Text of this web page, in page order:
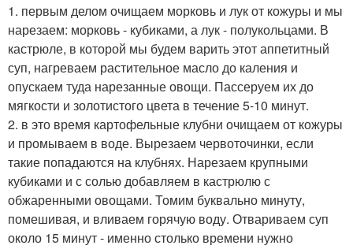
1. первым делом очищаем морковь и лук от кожуры и мы
нарезаем: морковь - кубиками, а лук - полукольцами. В
кастрюле, в которой мы будем варить этот аппетитный
суп, нагреваем растительное масло до каления и
опускаем туда нарезанные овощи. Пассеруем их до
мягкости и золотистого цвета в течение 5-10 минут.
2. в это время картофельные клубни очищаем от кожуры
и промываем в воде. Вырезаем червоточинки, если
такие попадаются на клубнях. Нарезаем крупными
кубиками и с солью добавляем в кастрюлю с
обжаренными овощами. Томим буквально минуту,
помешивая, и вливаем горячую воду. Отвариваем суп
около 15 минут - именно столько времени нужно